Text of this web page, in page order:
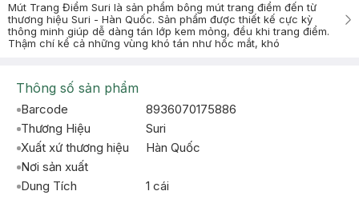
Mút Trang Điểm Suri là sản phẩm bông mút trang điểm đến từ
thương hiệu Suri - Hàn Quốc. Sản phẩm được thiết kế cực kỳ
thông minh giúp dễ dàng tán lớp kem mỏng, đều khi trang điểm.
Thậm chí kể cả những vùng khó tán như hốc mắt, khó
Thông số sản phẩm
Barcode
8936070175886
Thương Hiệu
Suri
Xuất xứ thương hiệu
Hàn Quốc
Nơi sản xuất
Dung Tích
1 cái